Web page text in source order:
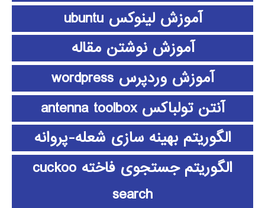
آموزش لینوکس ubuntu
آموزش نوشتن مقاله
آموزش وردپرس wordpress
آنتن تولباکس antenna toolbox
الگوریتم بهینه سازی شعله-پروانه
الگوریتم جستجوی فاخته cuckoo
search